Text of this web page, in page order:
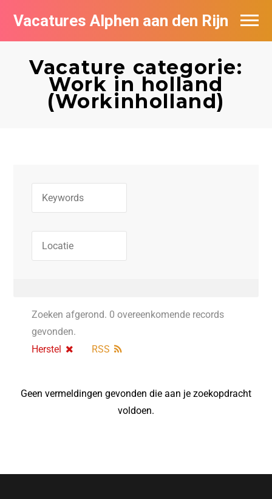
Vacatures Alphen aan den Rijn
Vacature categorie:
Work in holland
(Workinholland)
Zoeken afgerond. 0 overeenkomende records
gevonden.
Herstel
RSS
Geen vermeldingen gevonden die aan je zoekopdracht
voldoen.
Vacatures per bedrijf in Alphen aan den
Rijn
De populairste vacatures in Alphen aan
den Rijn